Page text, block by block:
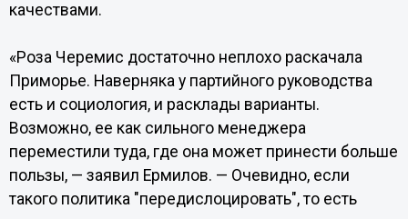
качествами.
«Роза Черемис достаточно неплохо раскачала
Приморье. Наверняка у партийного руководства
есть и социология, и расклады варианты.
Возможно, ее как сильного менеджера
переместили туда, где она может принести больше
пользы, — заявил Ермилов. — Очевидно, если
такого политика "передислоцировать", то есть